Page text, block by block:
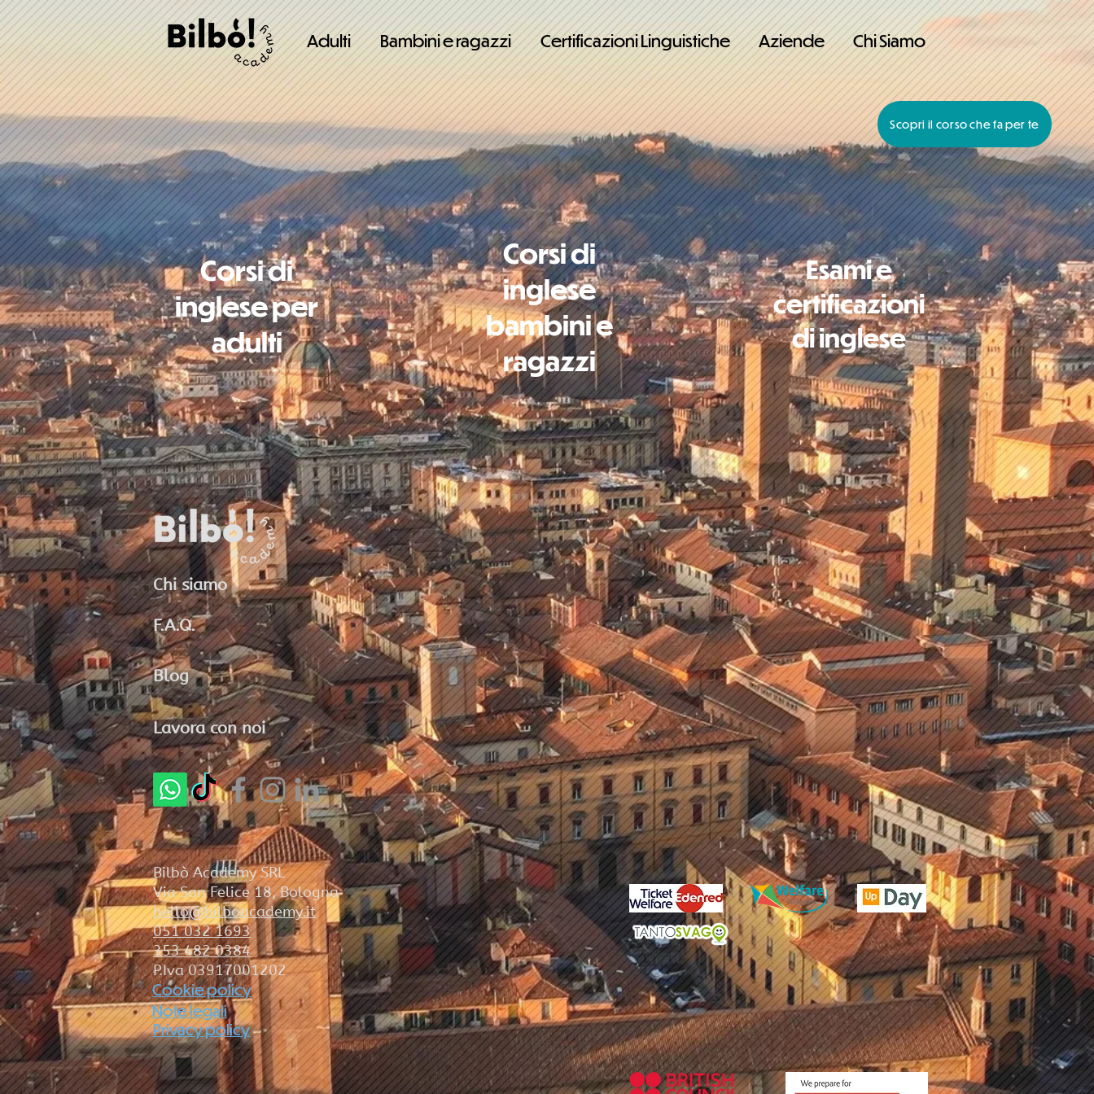
Scopri il corso che fa per te
Adulti Bambini e ragazzi Certificazioni Linguistiche Aziende Chi Siamo
Corsi di
inglese per
adulti
Corsi di
inglese
bambini e
ragazzi
Esami e
certificazioni
di inglese
Chi siamo
F.A.Q.
Blog
Lavora con noi
Bilbò Academy SRL
Via San Felice 18, Bologna
hello@bilboacademy.it
051 032 1693
353 482 0384
P.Iva 03917001202
Privacy policy
Cookie policy
Note legali